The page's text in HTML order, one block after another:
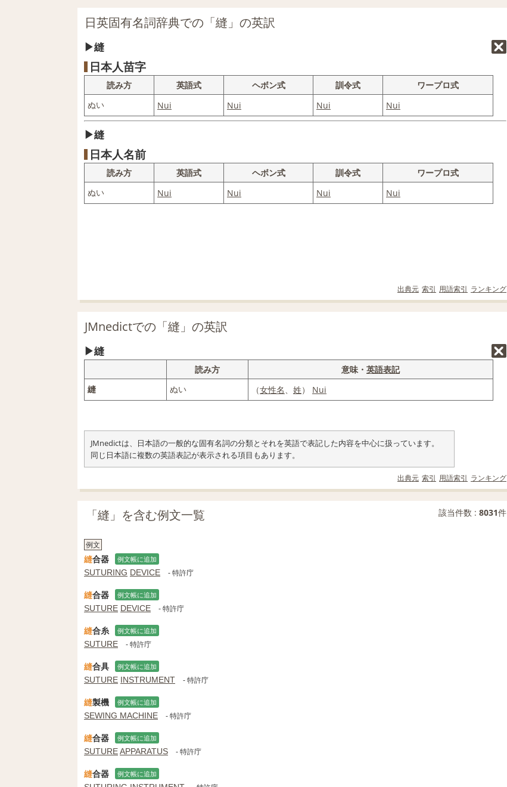
日英固有名詞辞典での「縫」の英訳
縫
日本人苗字
読み方 英語式 ヘボン式 訓令式
ワープロ式
ぬい
Nui Nui Nui Nui
縫
日本人名前
読み方 英語式 ヘボン式 訓令式
ワープロ式
ぬい
Nui Nui Nui Nui
出典元 索引 用語索引 ランキング
JMnedictでの「縫」の英訳
縫
読み方 意味・ 英語表記
縫
ぬい （女性名、 姓） Nui
JMnedictは、日本語の一般的な固有名詞の分類とそれを英語で表記した内容を中心に扱っています。
同じ日本語に複数の英語表記が表示される項目もあります。
出典元 索引 用語索引 ランキング
「縫」を含む例文一覧 該当件数 : 8031件
例文
縫合器 例文帳に追加
SUTURING DEVICE - 特許庁
縫合器 例文帳に追加
SUTURE DEVICE - 特許庁
縫合糸 例文帳に追加
SUTURE - 特許庁
縫合具 例文帳に追加
SUTURE INSTRUMENT - 特許庁
縫製機 例文帳に追加
SEWING MACHINE - 特許庁
縫合器 例文帳に追加
SUTUREAPPARATUS - 特許庁
縫合器 例文帳に追加